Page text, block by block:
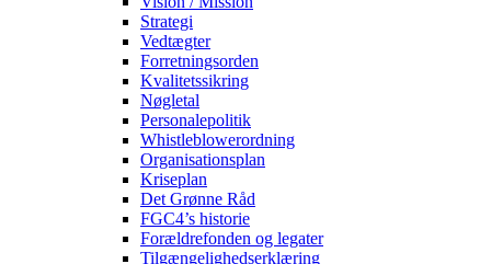
Strategi
Vedtægter
Forretningsorden
Kvalitetssikring
Nøgletal
Personalepolitik
Whistleblowerordning
Organisationsplan
Kriseplan
Det Grønne Råd
FGC4’s historie
Forældrefonden og legater
Tilgængelighedserklæring